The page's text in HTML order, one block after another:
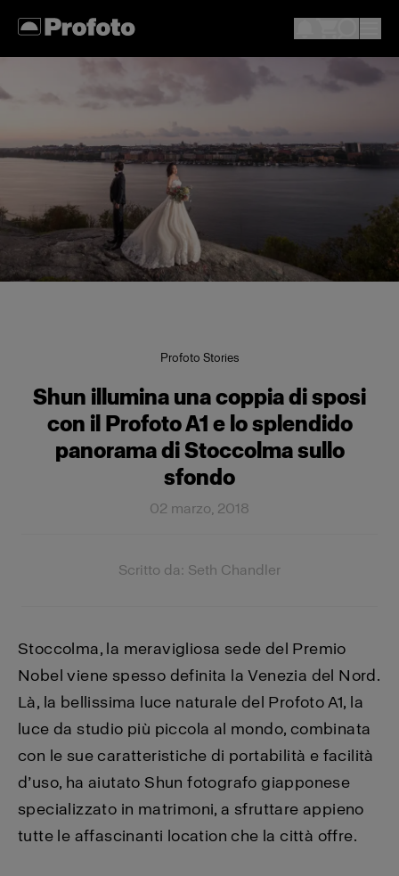
Profoto Stories
Shun illumina una coppia di sposi
con il Profoto A1 e lo splendido
panorama di Stoccolma sullo
sfondo
02 marzo, 2018
Scritto da: Seth Chandler
Stoccolma, la meravigliosa sede del Premio
Nobel viene spesso definita la Venezia del Nord.
Là, la bellissima luce naturale del Profoto A1, la
luce da studio più piccola al mondo, combinata
con le sue caratteristiche di portabilità e facilità
d’uso, ha aiutato Shun fotografo giapponese
specializzato in matrimoni, a sfruttare appieno
tutte le affascinanti location che la città offre.